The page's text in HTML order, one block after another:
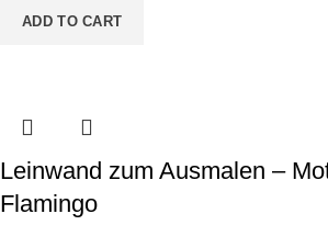
ADD TO CART
Leinwand zum Ausmalen –
Flamingo